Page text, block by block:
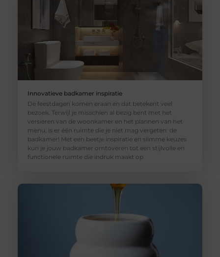
Innovatieve badkamer inspiratie
De feestdagen komen eraan en dat betekent veel
bezoek. Terwijl je misschien al bezig bent met het
versieren van de woonkamer en het plannen van het
menu, is er één ruimte die je niet mag vergeten: de
badkamer! Met een beetje inspiratie en slimme keuzes
kun je jouw badkamer omtoveren tot een stijlvolle en
functionele ruimte die indruk maakt op